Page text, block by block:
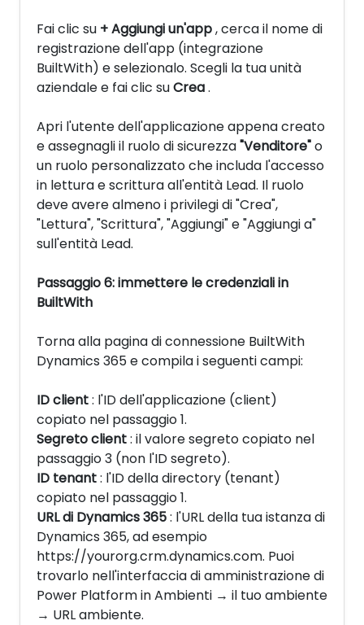
Fai clic su + Aggiungi un'app, cerca il nome di
registrazione dell'app (integrazione
BuiltWith) e selezionalo. Scegli la tua unità
aziendale e fai clic suCrea.
Apri l'utente dell'applicazione appena creato
e assegnagli il ruolo di sicurezza"Venditore"o
un ruolo personalizzato che includa l'accesso
in lettura e scrittura all'entità Lead. Il ruolo
deve avere almeno i privilegi di "Crea",
"Lettura", "Scrittura", "Aggiungi" e "Aggiungi a"
sull'entità Lead.
Passaggio 6: immettere le credenziali in
BuiltWith
Torna alla pagina di connessione BuiltWith
Dynamics 365 e compila i seguenti campi:
ID client: l'ID dell'applicazione (client)
copiato nel passaggio 1.
Segreto client: il valore segreto copiato nel
passaggio 3 (non l'ID segreto).
ID tenant: l'ID della directory (tenant)
copiato nel passaggio 1.
URL di Dynamics 365: l'URL della tua istanza di
Dynamics 365, ad esempio
https://yourorg.crm.dynamics.com. Puoi
trovarlo nell'interfaccia di amministrazione di
Power Platform in Ambienti → il tuo ambiente
→ URL ambiente.